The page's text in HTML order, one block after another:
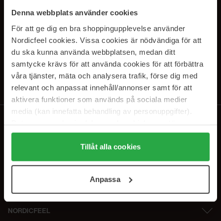
Denna webbplats använder cookies
För att ge dig en bra shoppingupplevelse använder
Nordicfeel cookies. Vissa cookies är nödvändiga för att
du ska kunna använda webbplatsen, medan ditt
samtycke krävs för att använda cookies för att förbättra
våra tjänster, mäta och analysera trafik, förse dig med
relevant och anpassat innehåll/annonser samt för att
aktivera funktioner som används på sociala medier
media (kan innefatta behandling av personuppgifter).
Genom att trycka på "Tillåt alla cookies" accepterar du
alla cookies, medan du under "Detaljer" kan anpassa
användningen av cookies. Du kan när som helst återkalla
samt vår Integritetspolicy.
Tillåt alla cookies
Anpassa
SUBSCRIBE TO OUR
NEWSLETTER
E-mail
Ved at abonnere accepterer du voresprivatlivspolitik. Afmeld til enhver
NORDICFEEL